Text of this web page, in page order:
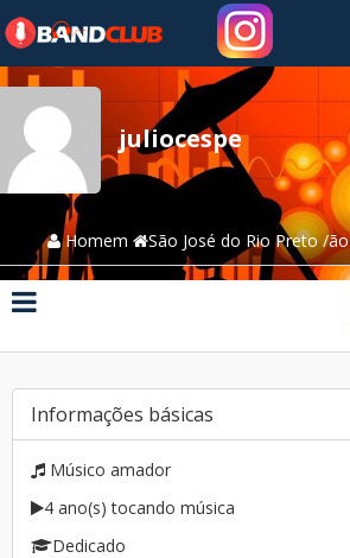
juliocespe
Homem São José do Rio Preto /ão
Informações básicas
Músico amador
4 ano(s) tocando música
Dedicado